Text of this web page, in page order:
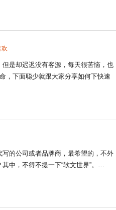
欢
是却迟迟没有客源，每天很苦恼，也
，下面聪少就跟大家分享如何下快速
的公司或者品牌商，最希望的，不外
中，不得不提一下“软文世界”。…